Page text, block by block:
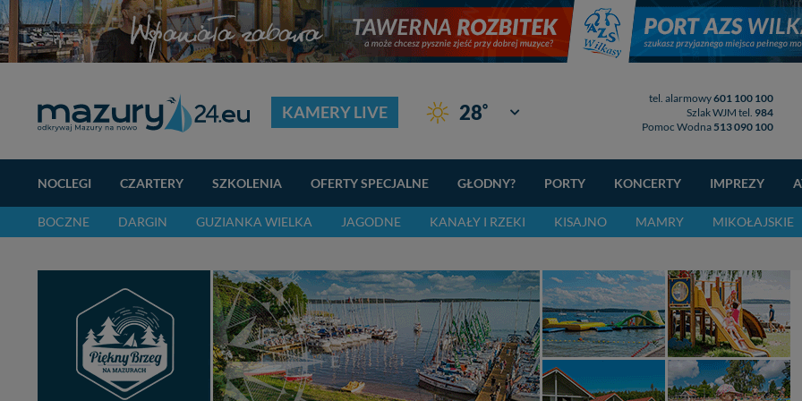
KAMERY LIVE 28° Giżycko
tel. alarmowy601 100 100
Szlak WJM tel. 984
Pomoc Wodna 513 090 100
NOCLEGI CZARTERY SZKOLENIA OFERTY SPECJALNE GŁODNY? PORTY KONCERTY IMPREZY
BOCZNE DARGIN GUZIANKA WIELKA JAGODNE KANAŁY I RZEKI KISAJNO MAMRY MIKOŁAJSKIE